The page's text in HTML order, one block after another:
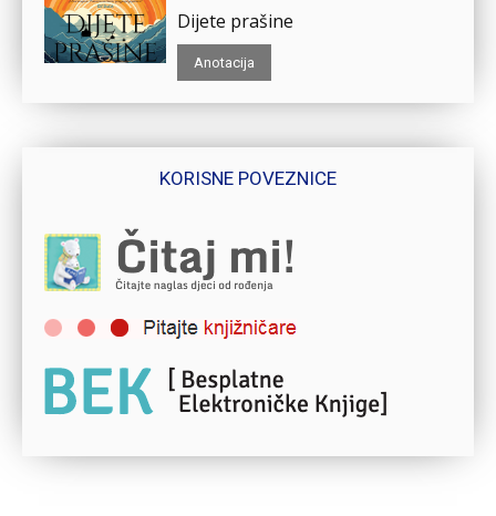
Dijete prašine
Anotacija
KORISNE POVEZNICE